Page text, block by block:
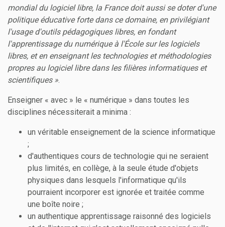
mondial du logiciel libre, la France doit aussi se doter d'une
politique éducative forte dans ce domaine, en privilégiant
l'usage d'outils pédagogiques libres, en fondant
l'apprentissage du numérique à l'École sur les logiciels
libres, et en enseignant les technologies et méthodologies
propres au logiciel libre dans les filières informatiques et
scientifiques ».
Enseigner « avec » le « numérique » dans toutes les
disciplines nécessiterait a minima :
un véritable enseignement de la science informatique
;
d'authentiques cours de technologie qui ne seraient
plus limités, en collège, à la seule étude d'objets
physiques dans lesquels l'informatique qu'ils
pourraient incorporer est ignorée et traitée comme
une boîte noire ;
un authentique apprentissage raisonné des logiciels